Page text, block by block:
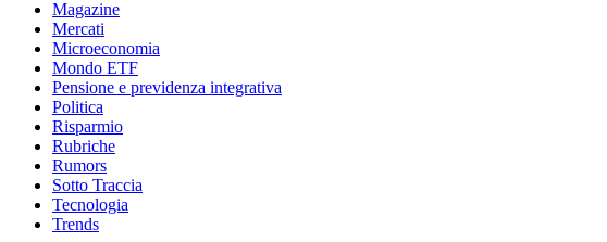
Magazine
Mercati
Microeconomia
Mondo ETF
Pensione e previdenza integrativa
Politica
Risparmio
Rubriche
Rumors
Sotto Traccia
Tecnologia
Trends